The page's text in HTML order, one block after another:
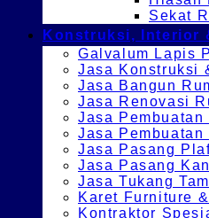
Sekat
Konstruksi, Interior
Galvalum Lapis
Jasa Konstruksi
Jasa Bangun
Jasa Renovasi
Jasa Pembuatan
Jasa
Jasa Pasang
Jasa Pasang
Jasa Tukang
Karet Furniture
Kontraktor